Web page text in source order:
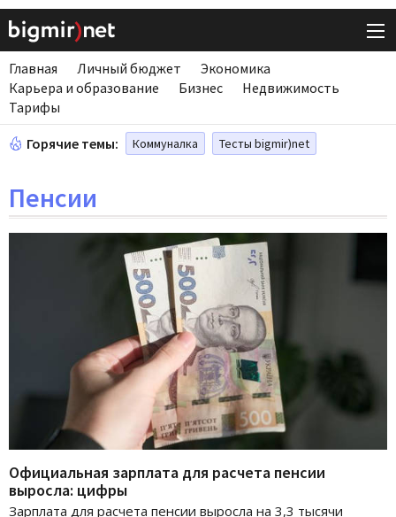
Главная Личный бюджет
Экономика
Карьера и образование
Бизнес
Недвижимость
Тарифы
Горячие темы: Коммуналка Тесты bigmir)net
Пенсии
Официальная зарплата для расчета пенсии
выросла: цифры
Зарплата для расчета пенсии выросла на 3,3 тысячи